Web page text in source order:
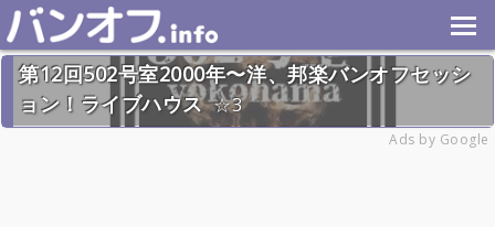
第12回502号室2000年〜洋、邦楽バンオフセッシ
ョン！ライブハウス
3
Ads by Google